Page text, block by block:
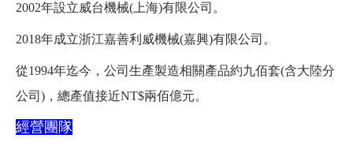
2002年設立威台機械( 上海)有限公司。
2018年成立浙江嘉善利威機械(嘉興)有限公司。
從1994年迄今，公司生產製造相關產品約九佰套(含大陸分
公司 ) ，總產值接近NT$兩佰億元。
經營團隊